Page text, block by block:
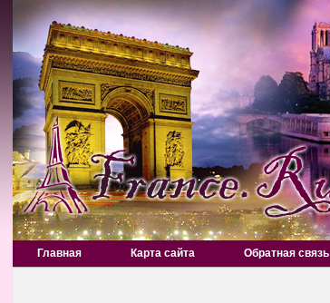
Главная Карта сайта Обратная связь